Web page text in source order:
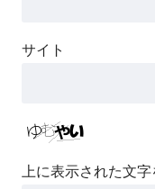
サイト
上に表示された文